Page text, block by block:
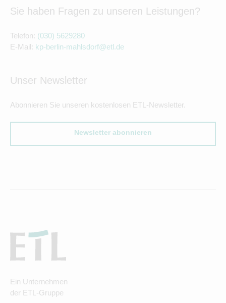
Sie haben Fragen zu unseren Leistungen?
Telefon: (030) 5629280
E-Mail: kp-berlin-mahlsdorf@etl.de
Unser Newsletter
Abonnieren Sie unseren kostenlosen ETL-Newsletter.
Newsletter abonnieren
Ein Unternehmen
der ETL-Gruppe